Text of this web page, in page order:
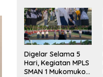
Digelar Selama 5
Hari, Kegiatan MPLS
SMAN 1 Mukomuko